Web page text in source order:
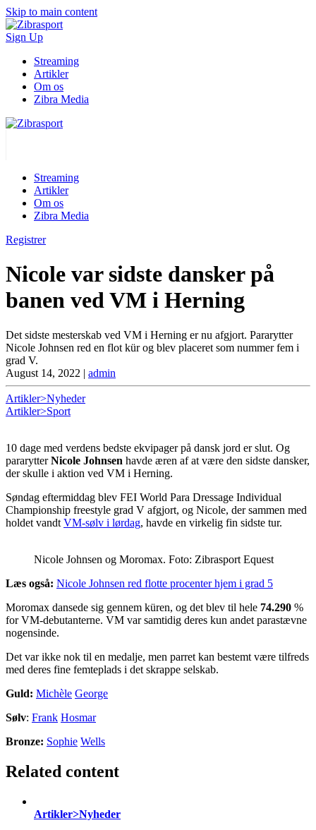
Skip to main content
Sign Up
Streaming
Artikler
Om os
Zibra Media
Streaming
Artikler
Om os
Zibra Media
Registrer
Nicole var sidste dansker på
banen ved VM i Herning
Det sidste mesterskab ved VM i Herning er nu afgjort. Pararytter
Nicole Johnsen red en flot kür og blev placeret som nummer fem i
grad V.
August 14, 2022 | admin
Artikler>Nyheder
Artikler>Sport
10 dage med verdens bedste ekvipager på dansk jord er slut. Og
pararytterNicole Johnsen havde æren af at være den sidste dansker,
der skulle i aktion ved VM i Herning.
Søndag eftermiddag blev FEI World Para Dressage Individual
Championship freestyle grad V afgjort, og Nicole, der sammen med
holdet vandt VM-sølv i lørdag, havde en virkelig fin sidste tur.
Nicole Johnsen og Moromax. Foto: Zibrasport Equest
Læs også: Nicole Johnsen red flotte procenter hjem i grad 5
Moromax dansede sig gennem küren, og det blev til hele 74.290 %
for VM-debutanterne. VM var samtidig deres kun andet parastævne
nogensinde.
Det var ikke nok til en medalje, men parret kan bestemt være tilfreds
med deres fine femteplads i det skrappe selskab.
Guld: Michèle George
Sølv: Frank Hosmar
Bronze: Sophie Wells
Related content
Artikler>Nyheder